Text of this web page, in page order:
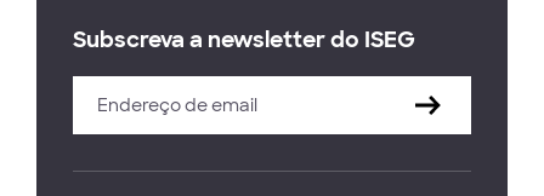
Subscreva a newsletter do ISEG